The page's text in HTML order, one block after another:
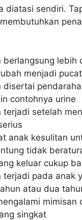
diatasi sendiri.
berlangsung lebih
menjadi pucat
disertai
contohnya urine
terjadi setelah
anak kesulitan
tidak
keluar cukup
terjadi pada anak
atau dua
mimisan
singkat